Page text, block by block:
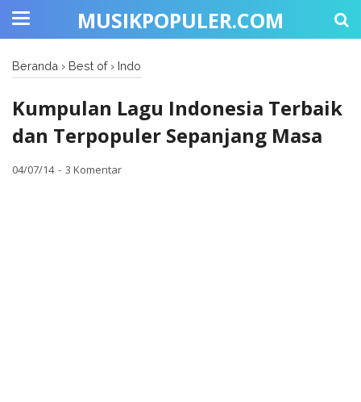
MUSIKPOPULER.COM
Beranda › Best of› Indo
Kumpulan Lagu Indonesia Terbaik
dan Terpopuler Sepanjang Masa
04/07/14 3 Komentar